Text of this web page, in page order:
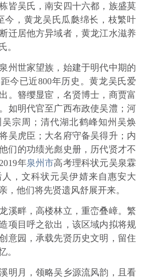
皆吴氏，南安四十六都，族盛莫
今，黄龙吴氏瓜瓞绵长，枝繁叶
迁居他方异域者，黄龙江水滋养
。
世家望族，始建于明代中期的
今已近800年历史。黄龙吴氏爱
。簪缨显宦，名贤博士，商贾富
如明代官至广西布政使吴澧；河
宗周；清代湖北鹤峰知州吴焕
吴虎臣；大名府守备吴得升；内
的功绩光彪史册，历代贤才不
年泉州市高考理科状元吴泉霖
，文科状元吴伊婧来自惠安大
，他们将先贤遗风舒展开来。
畔，高楼林立，重峦叠嶂。繁
项目呼之欲出，该区域内拟将规
意园，承载先贤历史文明，留住
。
月，领略吴乡源流风韵，且看